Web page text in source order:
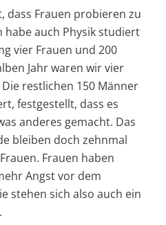
dass Frauen probieren zu
habe auch Physik studiert
vier Frauen und 200
Jahr waren wir vier
restlichen 150 Männer
festgestellt, dass es
anderes gemacht. Das
bleiben doch zehnmal
Frauen haben
Angst vor dem
stehen sich also auch ein